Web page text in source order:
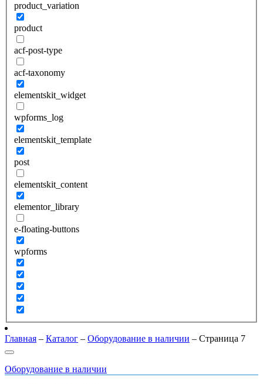
product_variation
product
acf-post-type
acf-taxonomy
elementskit_widget
wpforms_log
elementskit_template
post
elementskit_content
elementor_library
e-floating-buttons
wpforms
Главная – Каталог – Оборудование в наличии – Страница 7
Оборудование в наличии